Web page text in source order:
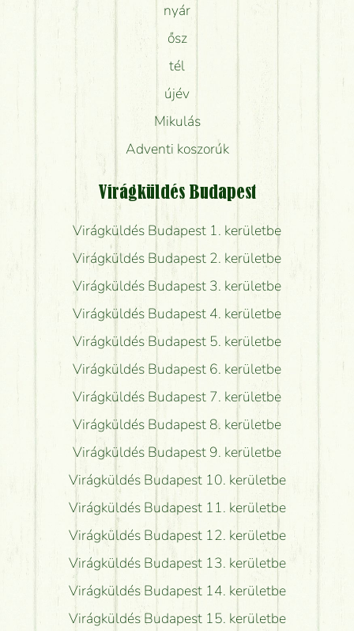
nyár
ősz
tél
újév
Mikulás
Adventi koszorúk
Virágküldés Budapest
Virágküldés Budapest 1. kerületbe
Virágküldés Budapest 2. kerületbe
Virágküldés Budapest 3. kerületbe
Virágküldés Budapest 4. kerületbe
Virágküldés Budapest 5. kerületbe
Virágküldés Budapest 6. kerületbe
Virágküldés Budapest 7. kerületbe
Virágküldés Budapest 8. kerületbe
Virágküldés Budapest 9. kerületbe
Virágküldés Budapest 10. kerületbe
Virágküldés Budapest 11. kerületbe
Virágküldés Budapest 12. kerületbe
Virágküldés Budapest 13. kerületbe
Virágküldés Budapest 14. kerületbe
Virágküldés Budapest 15. kerületbe